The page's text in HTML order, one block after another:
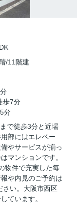
/11階建
歩7分
分
で徒歩3分と近場
部にはエレベー
やサービスが揃っ
マンションです。
物件で充実した毎
や内見のご予約は
さい。大阪市西区
ています。